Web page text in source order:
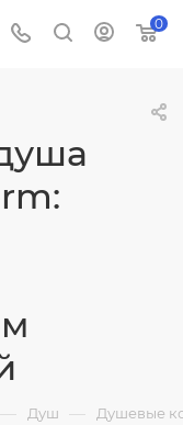
0
— Душ — Душевые